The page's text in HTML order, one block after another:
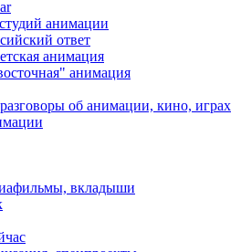
анимации
ответ
анимация
анимация
об анимации, кино, играх
вкладыши